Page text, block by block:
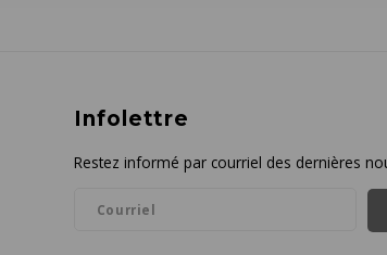
Infolettre
Restez informé par courriel des dernières